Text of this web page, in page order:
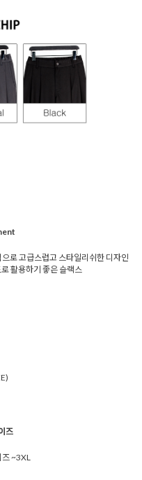
로 고급스럽고 스타일리쉬한 디자인
활용하기 좋은 슬랙스
즈
즈 ~3XL